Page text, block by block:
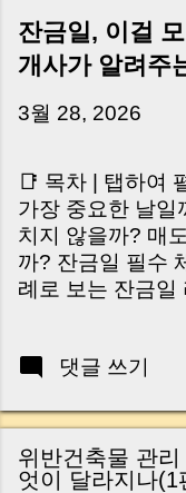
잔금일, 이걸
개사가 알려주
3월 28, 2026
📑 목차 | 탭하여
가장 중요한 날일
치지 않을까? 매
까? 잔금일 필수
례로 보는 잔금
Safe If the Seller
to Avoid
각 해보신 적 있
고 끝나는 거 아
댓글 쓰기
위반건축물 관
엇이 달라지나(1